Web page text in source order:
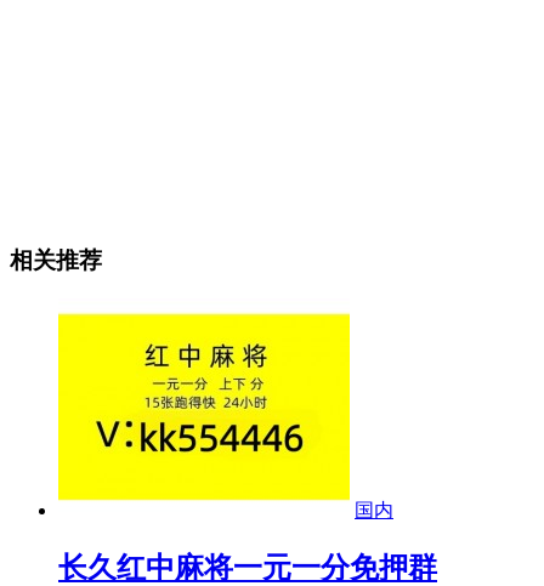
相关推荐
国内
长久红中麻将一元一分免押群